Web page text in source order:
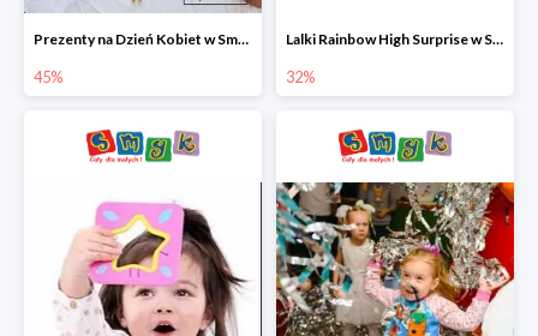
Prezenty na Dzień Kobiet w Smyku do -45%
45%
Lalki Rainbow High Surprise w Smyku do -35%
32%